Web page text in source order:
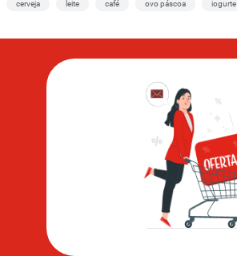
cerveja leite café ovo páscoa iogurte